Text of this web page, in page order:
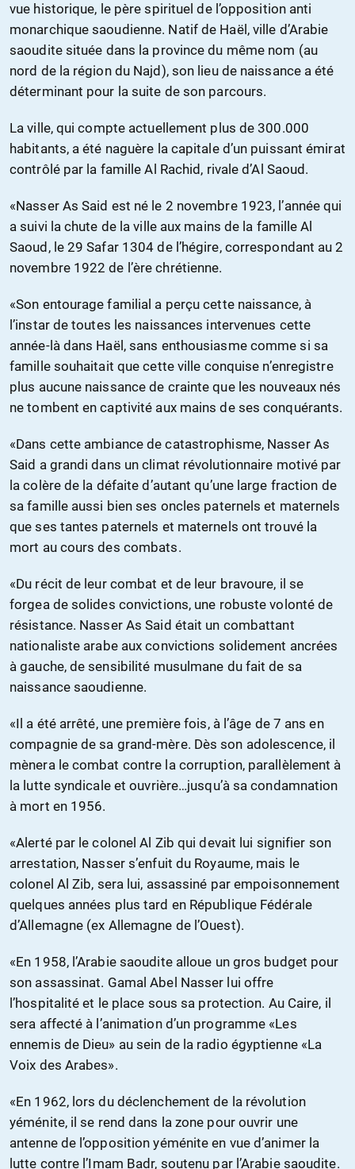
vue historique, le père spirituel de l’opposition anti
monarchique saoudienne. Natif de Haël, ville d’Arabie
saoudite située dans la province du même nom (au
nord de la région du Najd), son lieu de naissance a été
déterminant pour la suite de son parcours.
La ville, qui compte actuellement plus de 300.000
habitants, a été naguère la capitale d’un puissant émirat
contrôlé par la famille Al Rachid, rivale d’Al Saoud.
«Nasser As Said est né le 2 novembre 1923, l’année qui
a suivi la chute de la ville aux mains de la famille Al
Saoud, le 29 Safar 1304 de l’hégire, correspondant au 2
novembre 1922 de l’ère chrétienne.
«Son entourage familial a perçu cette naissance, à
l’instar de toutes les naissances intervenues cette
année-là dans Haël, sans enthousiasme comme si sa
famille souhaitait que cette ville conquise n’enregistre
plus aucune naissance de crainte que les nouveaux nés
ne tombent en captivité aux mains de ses conquérants.
«Dans cette ambiance de catastrophisme, Nasser As
Said a grandi dans un climat révolutionnaire motivé par
la colère de la défaite d’autant qu’une large fraction de
sa famille aussi bien ses oncles paternels et maternels
que ses tantes paternels et maternels ont trouvé la
mort au cours des combats.
«Du récit de leur combat et de leur bravoure, il se
forgea de solides convictions, une robuste volonté de
résistance. Nasser As Said était un combattant
nationaliste arabe aux convictions solidement ancrées
à gauche, de sensibilité musulmane du fait de sa
naissance saoudienne.
«Il a été arrêté, une première fois, à l’âge de 7 ans en
compagnie de sa grand-mère. Dès son adolescence, il
mènera le combat contre la corruption, parallèlement à
la lutte syndicale et ouvrière…jusqu’à sa condamnation
à mort en 1956.
«Alerté par le colonel Al Zib qui devait lui signifier son
arrestation, Nasser s’enfuit du Royaume, mais le
colonel Al Zib, sera lui, assassiné par empoisonnement
quelques années plus tard en République Fédérale
d’Allemagne (ex Allemagne de l’Ouest).
«En 1958, l’Arabie saoudite alloue un gros budget pour
son assassinat. Gamal Abel Nasser lui offre
l’hospitalité et le place sous sa protection. Au Caire, il
sera affecté à l’animation d’un programme «Les
ennemis de Dieu» au sein de la radio égyptienne «La
Voix des Arabes».
«En 1962, lors du déclenchement de la révolution
yéménite, il se rend dans la zone pour ouvrir une
antenne de l’opposition yéménite en vue d’animer la
lutte contre l’Imam Badr, soutenu par l’Arabie saoudite.